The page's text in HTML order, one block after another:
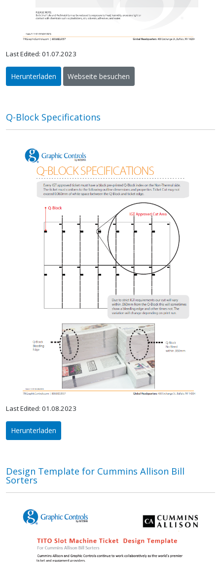
Last Edited: 01.07.2023
Herunterladen Webseite besuchen
Q-Block Specifications
Last Edited: 01.08.2023
Herunterladen
Design Template for Cummins Allison Bill
Sorters